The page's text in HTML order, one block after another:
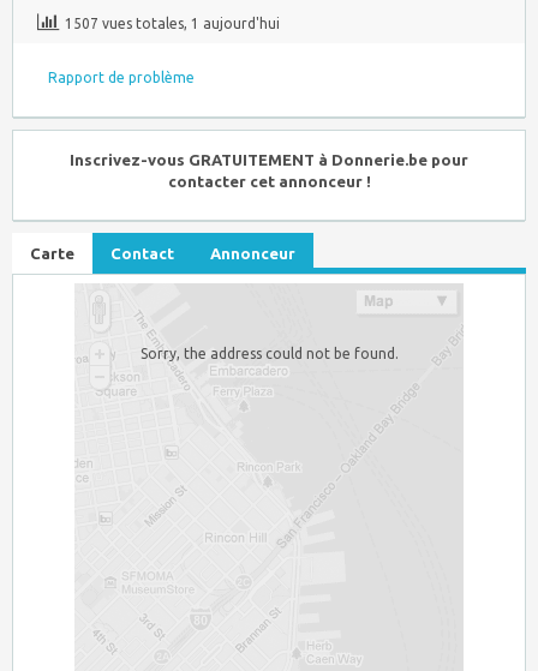
1507 vues totales, 1 aujourd'hui
Rapport de problème
Inscrivez-vous GRATUITEMENT à Donnerie.be pour
contacter cet annonceur !
Carte Contact Annonceur
Sorry, the address could not be found.